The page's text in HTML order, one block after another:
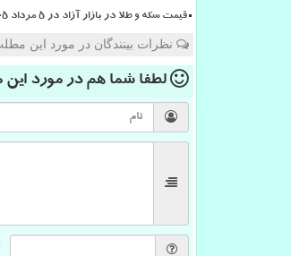
قیمت سکه و طلا در بازار آزاد در ۵ مرداد ۱۴۰۵
نظرات بینندگان در مورد این
لطفا شما همدر مورد
=